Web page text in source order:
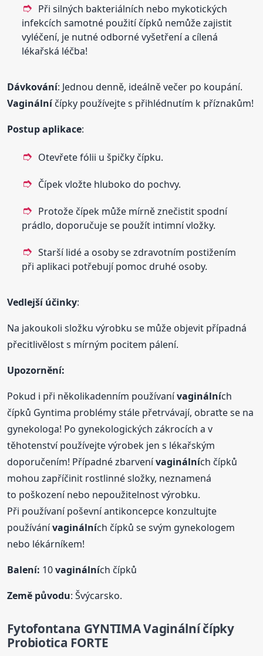
Při silných bakteriálních nebo mykotických
infekcích samotné použití čípků nemůže zajistit
vyléčení, je nutné odborné vyšetření a cílená
lékařská léčba!
Dávkování: Jednou denně, ideálně večer po koupání.
Vaginálníčípky používejte s přihlédnutím k příznakům!
Postup aplikace:
Otevřete fólii u špičky čípku.
Čípek vložte hluboko do pochvy.
Protože čípek může mírně znečistit spodní
prádlo, doporučuje se použít intimní vložky.
Starší lidé a osoby se zdravotním postižením
při aplikaci potřebují pomoc druhé osoby.
Vedlejší účinky:
Na jakoukoli složku výrobku se může objevit případná
přecitlivělost s mírným pocitem pálení.
Upozornění:
Pokud i při několikadenním používanívaginálních
čípků Gyntima problémy stále přetrvávají, obraťte se na
gynekologa! Po gynekologických zákrocích a v
těhotenství používejte výrobek jen s lékařským
doporučením! Případné zbarvenívaginálních čípků
mohou zapříčinit rostlinné složky, neznamená
to poškození nebo nepoužitelnost výrobku.
Při používaní poševní antikoncepce konzultujte
používánívaginálních čípků se svým gynekologem
nebo lékárníkem!
Balení: 10vaginálních čípků
Země původu: Švýcarsko.
Fytofontana GYNTIMAVaginálníčípky
Probiotica FORTE